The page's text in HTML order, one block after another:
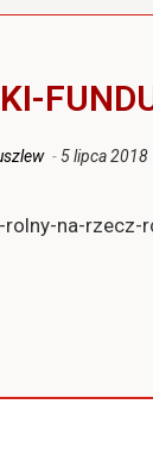
-5 lipca 2018
na-